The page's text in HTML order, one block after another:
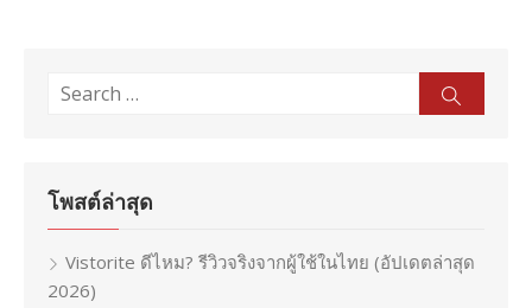
Search
โพสต์ล่าสุด
Vistorite ดีไหม? รีวิวจริงจากผู้ใช้ในไทย (อัปเดตล่าสุด
2026)